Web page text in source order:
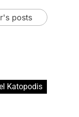
posts
Katopodis